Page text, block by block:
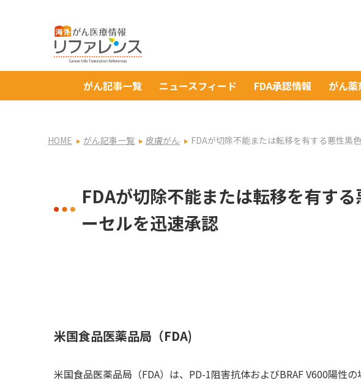
がん記事一覧 ニュースフィード FDA承認情報 がん薬
HOME がん記事一覧 皮膚がん FDAが切除不能または転移を有する悪性黒
FDAが切除不能または転移を有す
ーセルを迅速承認
米国食品医薬品局（FDA)
米国食品医薬品局（FDA）は、PD-1阻害抗体およびBRAF V600陽性